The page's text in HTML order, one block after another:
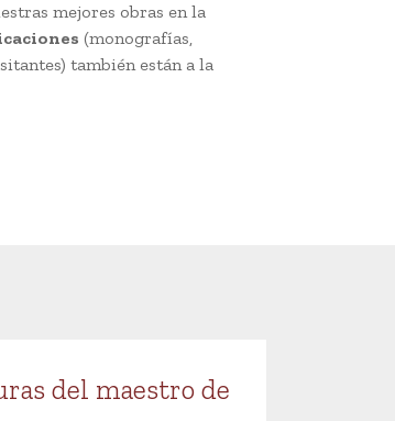
mejores obras en la
(monografías,
también están a la
del maestro de